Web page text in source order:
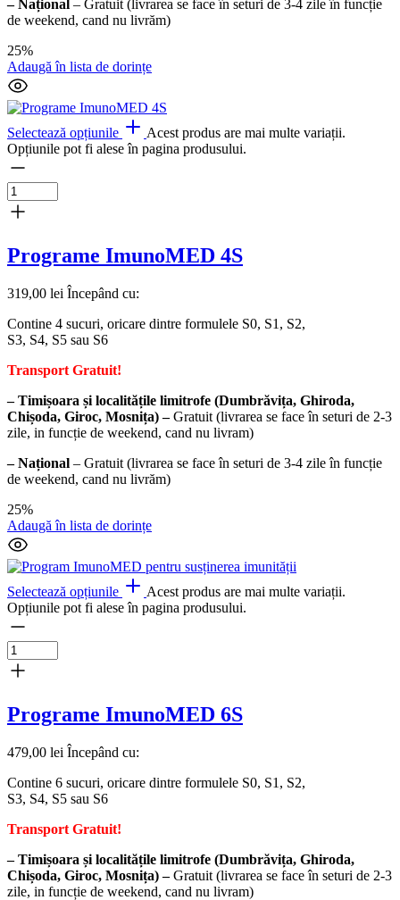
– Național – Gratuit (livrarea se face în seturi de 3-4 zile în funcție
de weekend, cand nu livrăm)
25%
Adaugă în lista de dorințe
Selectează opțiunile
Acest produs are mai multe variații.
Opțiunile pot fi alese în pagina produsului.
Programe ImunoMED 4S
319,00 lei Începând cu:
Contine 4 sucuri, oricare dintre formulele S0, S1, S2,
S3, S4, S5 sau S6
Transport Gratuit!
– Timișoara și localitățile limitrofe (Dumbrăvița, Ghiroda,
Chișoda, Giroc, Mosnița) –Gratuit (livrarea se face în seturi de 2-3
zile, in funcție de weekend, cand nu livram)
– Național – Gratuit (livrarea se face în seturi de 3-4 zile în funcție
de weekend, cand nu livrăm)
25%
Adaugă în lista de dorințe
Selectează opțiunile
Acest produs are mai multe variații.
Opțiunile pot fi alese în pagina produsului.
Programe ImunoMED 6S
479,00 lei Începând cu:
Contine 6 sucuri, oricare dintre formulele S0, S1, S2,
S3, S4, S5 sau S6
Transport Gratuit!
– Timișoara și localitățile limitrofe (Dumbrăvița, Ghiroda,
Chișoda, Giroc, Mosnița) –Gratuit (livrarea se face în seturi de 2-3
zile, in funcție de weekend, cand nu livram)